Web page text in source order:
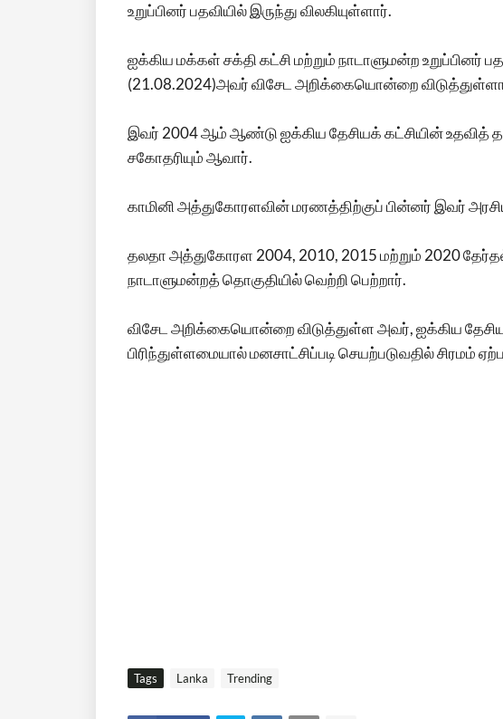
உறுப்பினர் பதவியில் இருந்து விலகியுள்ளார்.
ஐக்கிய மக்கள் சக்தி கட்சி மற்றும் நாடாளுமன்ற உறுப்பினர்
(21.08.2024)அவர் விசேட அறிக்கையொன்றை
இவர் 2004 ஆம் ஆண்டு ஐக்கிய தேசியக் கட்சியின் உதவித்
சகோதரியும் ஆவார்.
காமினி அத்துகோரளவின் மரணத்திற்குப் பின்னர் இவர்
தலதா அத்துகோரள 2004, 2010, 2015 மற்றும் 2020
நாடாளுமன்றத் தொகுதியில் வெற்றி பெற்றார்.
விசேட அறிக்கையொன்றை விடுத்துள்ள அவர், ஐக்கிய
பிரிந்துள்ளமையால் மனசாட்சிப்படி செயற்படுவதில் சிரமம்
Tags Lanka Trending